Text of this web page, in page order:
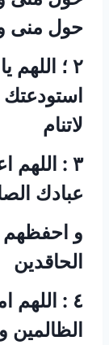
حول منى
‏٢ ؛
لاتنام
‏٣ :
عبادك
‏و احفظهم
الحاقدين
‏٤ :